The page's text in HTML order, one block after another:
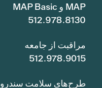
MAP و MAP Basic
512.978.8130
مراقبت از جامعه
512.978.9015
طرح‌های سلامت سندرو